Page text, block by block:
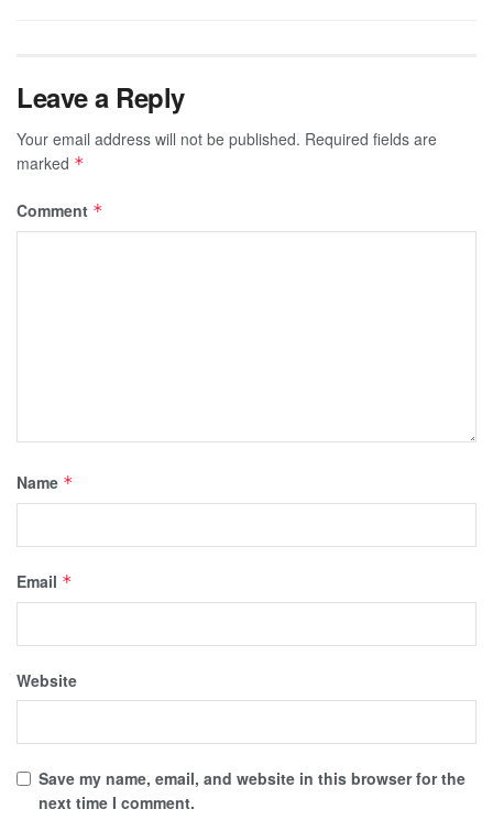
Leave a Reply
Your email address will not be published. Required fields are
marked *
Comment *
Name *
Email *
Website
Save my name, email, and website in this browser for the
next time I comment.